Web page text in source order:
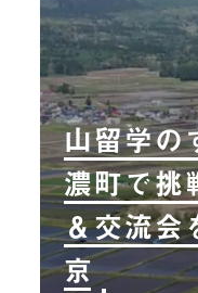
山留学の
濃町で挑
＆交流会
京